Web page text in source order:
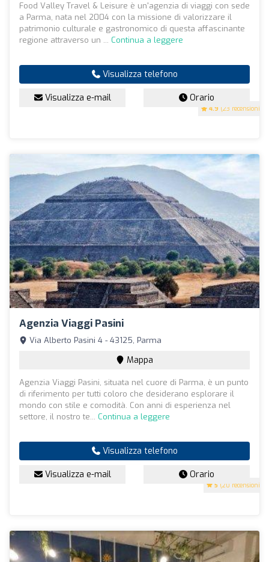
4.9 (23 recensioni)
Food Valley Travel & Leisure è un'agenzia di viaggi con sede
a Parma, nata nel 2004 con la missione di valorizzare il
patrimonio culturale e gastronomico di questa affascinante
regione attraverso un ... Continua a leggere
Visualizza telefono
Visualizza e-mail Orario
Agenzia Viaggi Pasini
5 (20 recensioni)
Via Alberto Pasini 4 - 43125, Parma
Mappa
Agenzia Viaggi Pasini, situata nel cuore di Parma, è un punto
di riferimento per tutti coloro che desiderano esplorare il
mondo con stile e comodità. Con anni di esperienza nel
settore, il nostro te... Continua a leggere
Visualizza telefono
Visualizza e-mail Orario